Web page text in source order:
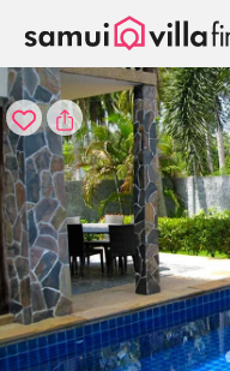
Cookie-Einstellungen